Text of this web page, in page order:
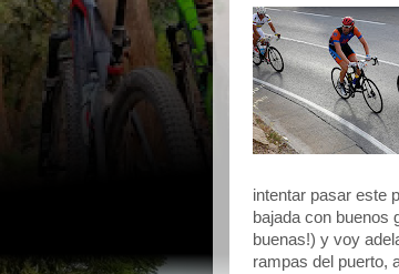
intentar pasar este
bajada con buenos
buenas!) y voy
rampas del puerto,